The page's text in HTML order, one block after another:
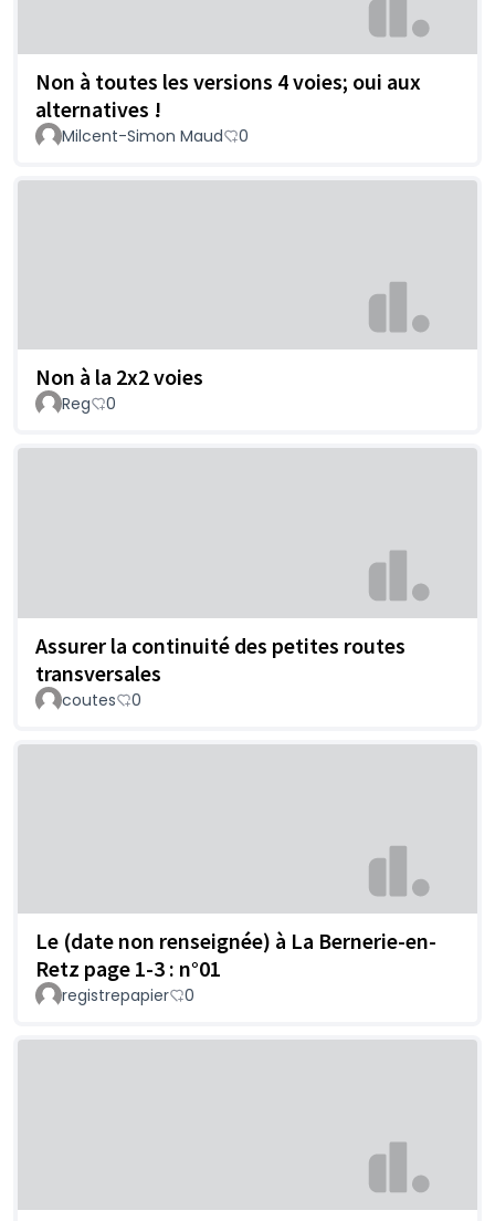
Non à toutes les versions 4 voies; oui aux
alternatives !
Milcent-Simon Maud 0
Non à la 2x2 voies
Reg 0
Assurer la continuité des petites routes
transversales
coutes 0
Le (date non renseignée) à La Bernerie-en-
Retz page 1-3 : n°01
registrepapier 0